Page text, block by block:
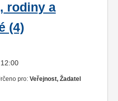
rodiny a
(4)
pro: Veřejnost, Žadatel